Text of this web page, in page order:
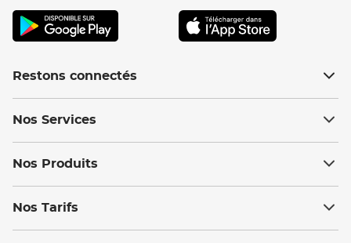
Restons connectés
Nos Services
Nos Produits
Nos Tarifs